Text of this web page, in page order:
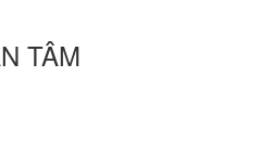
TÂM